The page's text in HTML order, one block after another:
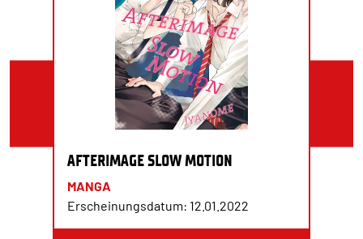
AFTERIMAGE SLOW MOTION
MANGA
Erscheinungsdatum: 12.01.2022